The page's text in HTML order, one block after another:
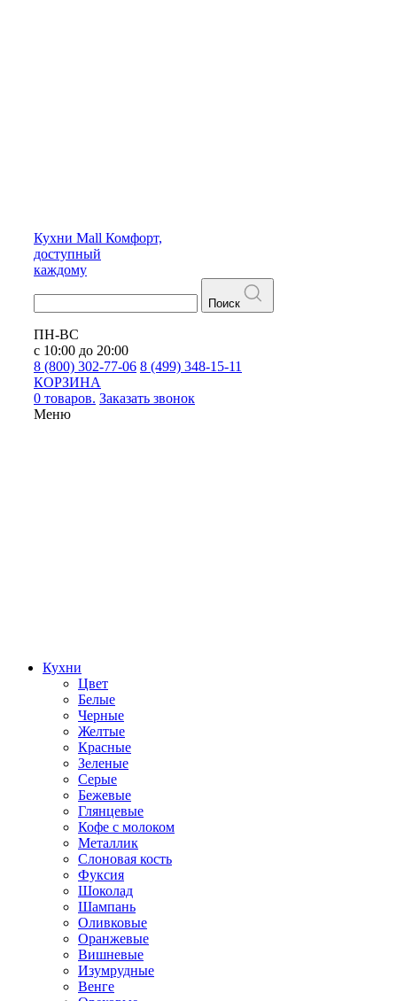
Кухни Mall Комфорт,
доступный
каждому
Поиск
ПН-ВС
с 10:00 до 20:00
8 (800) 302-77-06 8 (499) 348-15-11
КОРЗИНА
0 товаров. Заказать звонок
Меню
Кухни
Цвет
Белые
Черные
Желтые
Красные
Зеленые
Серые
Бежевые
Глянцевые
Кофе с молоком
Металлик
Слоновая кость
Фуксия
Шоколад
Шампань
Оливковые
Оранжевые
Вишневые
Изумрудные
Венге